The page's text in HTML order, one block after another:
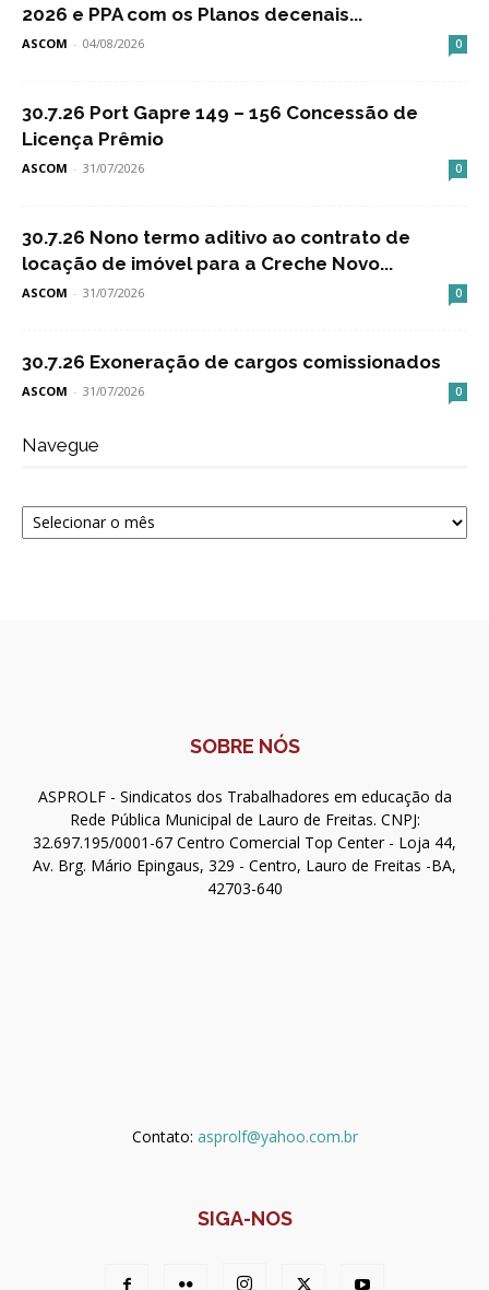
2026 e PPA com os Planos decenais...
ASCOM - 04/08/2026 0
30.7.26 Port Gapre 149 – 156 Concessão de
Licença Prêmio
ASCOM - 31/07/2026 0
30.7.26 Nono termo aditivo ao contrato de
locação de imóvel para a Creche Novo...
ASCOM - 31/07/2026 0
30.7.26 Exoneração de cargos comissionados
ASCOM - 31/07/2026 0
Navegue
Navegue
SOBRE NÓS
ASPROLF - Sindicatos dos Trabalhadores em educação da
Rede Pública Municipal de Lauro de Freitas. CNPJ:
32.697.195/0001-67 Centro Comercial Top Center - Loja 44,
Av. Brg. Mário Epingaus, 329 - Centro, Lauro de Freitas -BA,
42703-640
Contato: asprolf@yahoo.com.br
SIGA-NOS